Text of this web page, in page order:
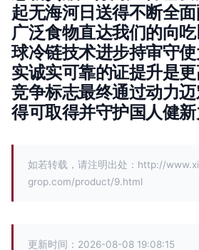
起无海河日送得不断全
广泛食物直达我们的向
球冷链技术进步持审守
实诚实可靠的证提升是
竞争标志最终通过动力
得可取得并守护国人健
如若转载，请注明出处：http://
grop.com/product/9.html
更新时间：2026-08-08 19:08:15